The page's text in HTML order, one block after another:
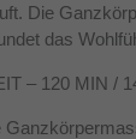
Die
das
– 120 MIN /